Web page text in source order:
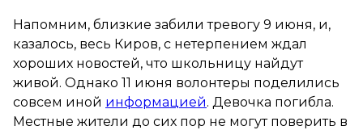
Напомним, близкие забили тревогу 9 июня, и,
казалось, весь Киров, с нетерпением ждал
хороших новостей, что школьницу найдут
живой. Однако 11 июня волонтеры поделились
совсем иной информацией. Девочка погибла.
Местные жители до сих пор не могут поверить в